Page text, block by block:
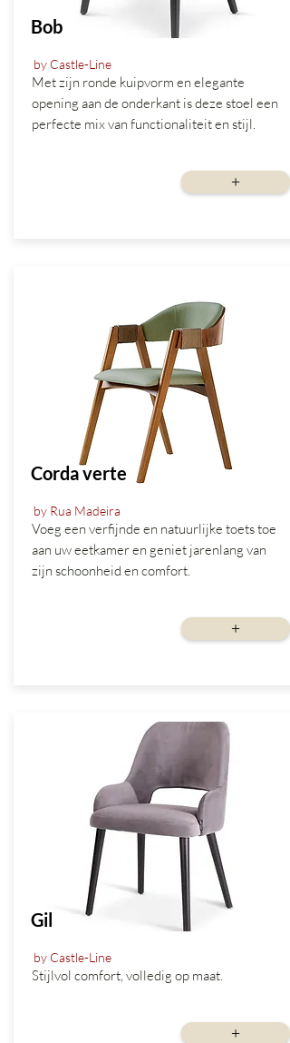
Bob
by Castle-Line
Met zijn ronde kuipvorm en elegante
opening aan de onderkant is deze stoel een
perfecte mix van functionaliteit en stijl.
+
Corda verte
by Rua Madeira
Voeg een verfijnde en natuurlijke toets toe
aan uw eetkamer en geniet jarenlang van
zijn schoonheid en comfort.
+
Gil
by Castle-Line
Stijlvol comfort, volledig op maat.
+